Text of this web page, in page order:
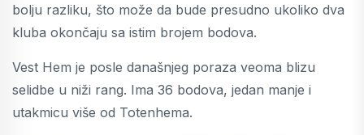
bolju razliku, što može da bude presudno ukoliko dva
kluba okončaju sa istim brojem bodova.
Vest Hem je posle današnjeg poraza veoma blizu
selidbe u niži rang. Ima 36 bodova, jedan manje i
utakmicu više od Totenhema.